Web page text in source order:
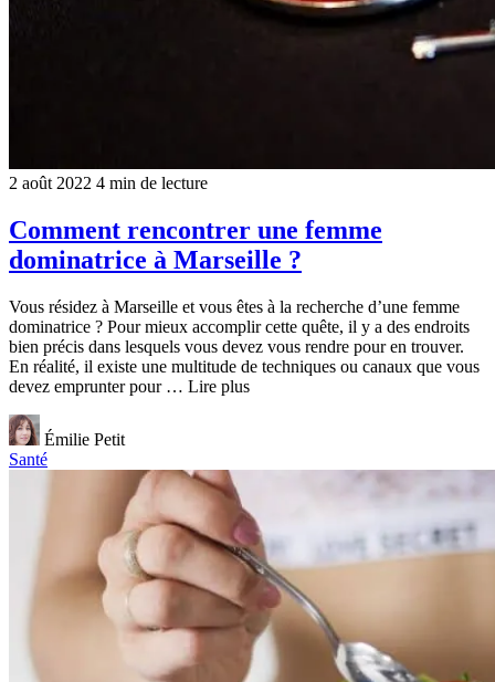
2 août 2022 4 min de lecture
Comment rencontrer une femme
dominatrice à Marseille ?
Vous résidez à Marseille et vous êtes à la recherche d’une femme
dominatrice ? Pour mieux accomplir cette quête, il y a des endroits
bien précis dans lesquels vous devez vous rendre pour en trouver.
En réalité, il existe une multitude de techniques ou canaux que vous
devez emprunter pour … Lire plus
Émilie Petit
Santé